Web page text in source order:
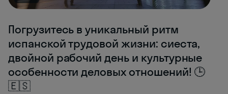
Погрузитесь в уникальный ритм
испанской трудовой жизни: сиеста,
двойной рабочий день и культурные
особенности деловых отношений! 🕒
🇪🇸